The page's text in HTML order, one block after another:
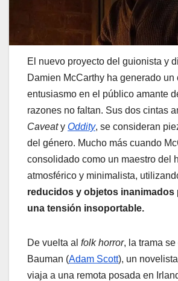
El nuevo proyecto del guionista y
Damien McCarthy ha generado un
entusiasmo en el público amante
razones no faltan. Sus dos cintas
Caveaty Oddity, se consideran
del género. Mucho más cuando
consolidado como un maestro del
atmosférico y minimalista,
reducidos y objetos inanimados
una tensión insoportable.
De vuelta al folk horror, la trama
Bauman (Adam Scott), un
viaja a una remota posada en